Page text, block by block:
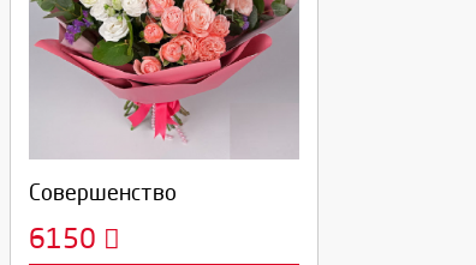
Совершенство
6150
Выберите количество:
Продолжить